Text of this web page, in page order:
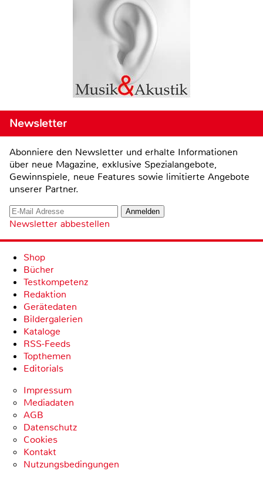
Newsletter
Abonniere den Newsletter und erhalte Informationen
über neue Magazine, exklusive Spezialangebote,
Gewinnspiele, neue Features sowie limitierte Angebote
unserer Partner.
Newsletter abbestellen
Shop
Bücher
Testkompetenz
Redaktion
Gerätedaten
Bildergalerien
Kataloge
RSS-Feeds
Topthemen
Editorials
Impressum
Mediadaten
AGB
Datenschutz
Cookies
Kontakt
Nutzungsbedingungen